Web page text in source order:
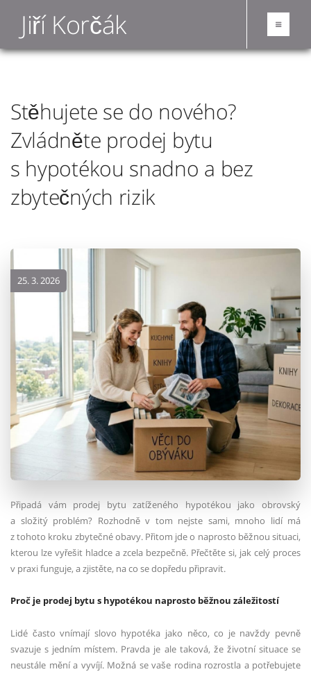
Jiří Korčák
Stěhujete se do nového?
Zvládněte prodej bytu
s hypotékou snadno a bez
zbytečných rizik
25. 3. 2026
Připadá vám prodej bytu zatíženého hypotékou jako obrovský
a složitý problém? Rozhodně v tom nejste sami, mnoho lidí má
z tohoto kroku zbytečné obavy. Přitom jde o naprosto běžnou situaci,
kterou lze vyřešit hladce a zcela bezpečně. Přečtěte si, jak celý proces
v praxi funguje, a zjistěte, na co se dopředu připravit.
Proč je prodej bytu s hypotékou naprosto běžnou záležitostí
Lidé často vnímají slovo hypotéka jako něco, co je navždy pevně
svazuje s jedním místem. Pravda je ale taková, že životní situace se
neustále mění a vyvíjí. Možná se vaše rodina rozrostla a potřebujete